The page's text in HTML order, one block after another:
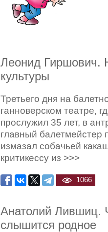
Леонид Гиршович.
культуры
Третьего дня на
ганноверском театре,
прослужил 35 лет, в
главный балетмейстер
измазал собачьей
критикессу из >>>
1066
Анатолий Лившиц.
слышится родное